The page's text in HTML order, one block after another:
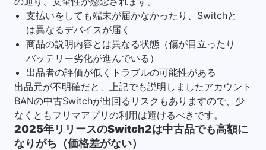
支払いをしても端末が届かなかったり、Switchと
は異なるデバイスが届く
商品の説明内容とは異なる状態（傷が目立ったり
バッテリー劣化が進んでいる）
出品者の評価が低くトラブルの可能性がある
出品元が不明確だと、上記でも説明しましたアカウント
BANの中古Switchが出回るリスクもありますので、少
なくともフリマアプリの利用は避けるべきです。
2025年リリースのSwitch2は中古品でも高額に
なりがち（価格差がない）